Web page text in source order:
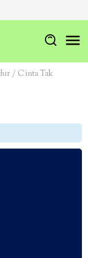
/ Cinta Tak